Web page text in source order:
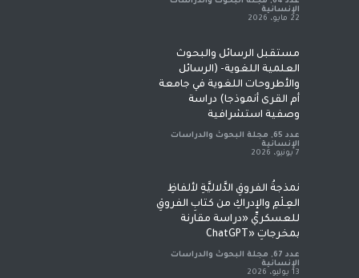
الإنسانية
22 مايو، 2026
مستقبل الرسائل والبحوث
العلمية اللغوية- (الرسائل
والأطروحات اللغوية في جامعة
أم القرى أنموذجا) دراسة
وصفية استشرافية
عدد 65 , مجلة البحوث والدراسات
الإنسانية
7 يونيو، 2026
نمذجةُ الفروقِ الدَّلاليَّةِ لألفاظِ
العِلْمِ والإدراكِ من كتابِ الفروقِ
للعسكريِّ «دراسة مقارنة
بمخرجاتِ «ChatGPT
عدد 67 , مجلة البحوث والدراسات
الإنسانية
13 يوليو، 2026